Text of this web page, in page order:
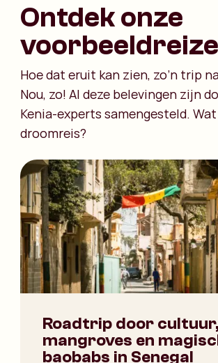
Ontdek onze
Hoe dat eruit kan zien, zo’n trip
Nou, zo! Al deze belevingen zijn
Kenia-experts samengesteld.
droomreis?
Roadtrip door cultuur,
mangroves en
baobabs in Senegal